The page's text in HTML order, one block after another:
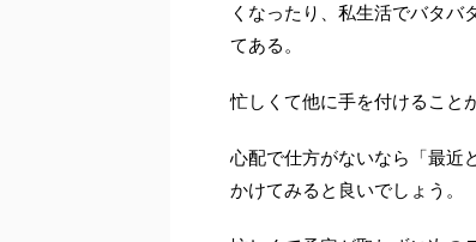
くなったり、私生活でバタバ
てある。
忙しくて他に手を付けること
心配で仕方がないなら「最近
かけてみると良いでしょう。